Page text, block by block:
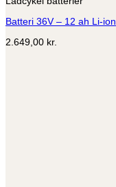
Batteri 36V – 12 ah Li-ion
2.649,00 kr.